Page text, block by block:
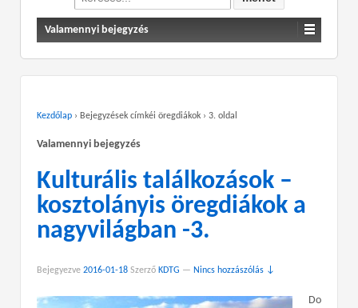
for:
Valamennyi bejegyzés
Kezdőlap › Bejegyzések címkéi öregdiákok › 3. oldal
Valamennyi bejegyzés
Kulturális találkozások –
kosztolányis öregdiákok a
nagyvilágban -3.
Bejegyezve 2016-01-18 Szerző KDTG — Nincs hozzászólás ↓
Do